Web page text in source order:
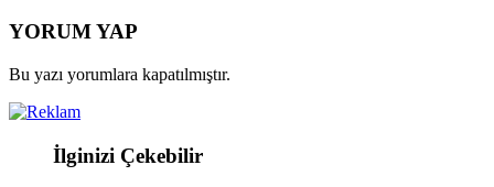
YORUM YAP
Bu yazı yorumlara kapatılmıştır.
İlginizi Çekebilir